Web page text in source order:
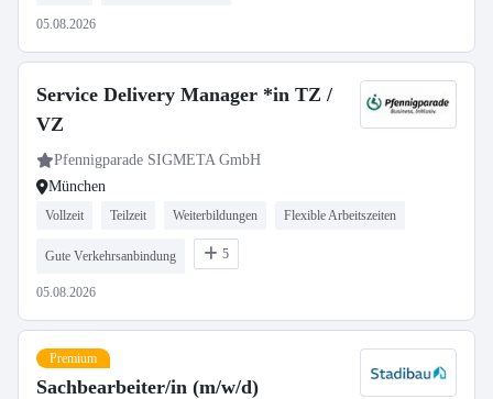
05.08.2026
Service Delivery Manager *in TZ /
VZ
Pfennigparade SIGMETA GmbH
München
Vollzeit Teilzeit Weiterbildungen Flexible Arbeitszeiten
Gute Verkehrsanbindung 5
05.08.2026
Premium
Sachbearbeiter/in (m/w/d)